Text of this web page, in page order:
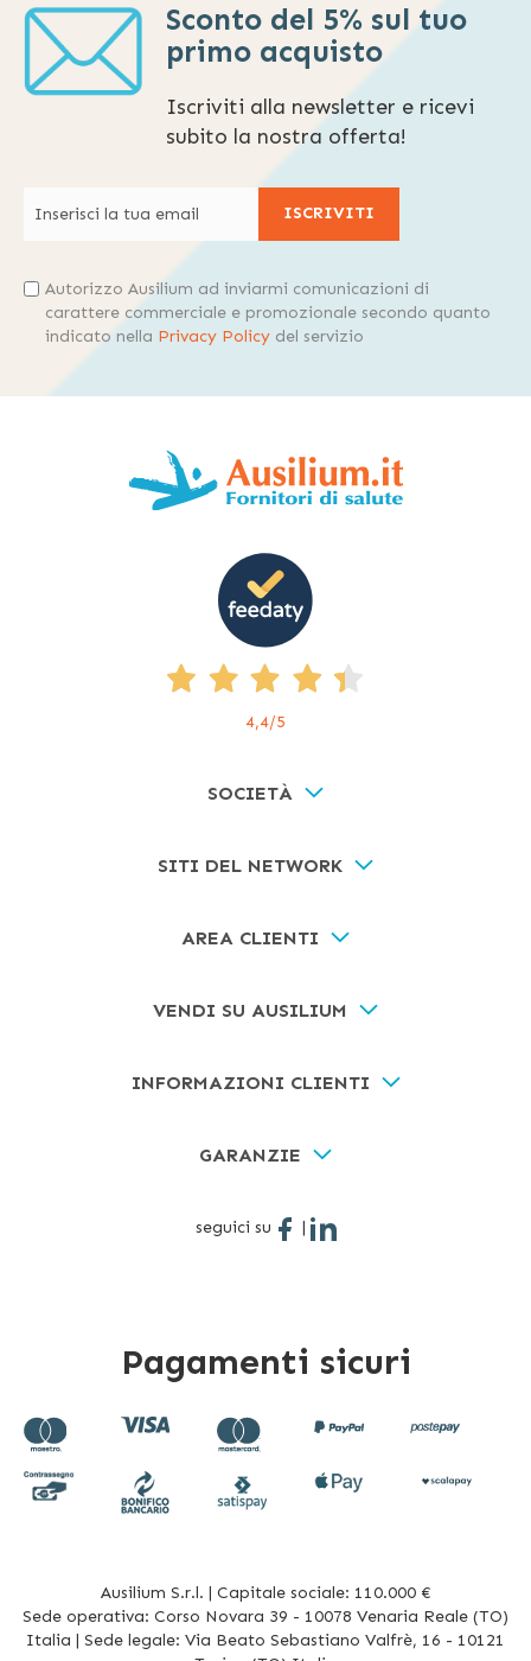
Sconto del 5% sul tuo
primo acquisto
Iscriviti alla newsletter e ricevi
subito la nostra offerta!
ISCRIVITI
Autorizzo Ausilium ad inviarmi comunicazioni di
carattere commerciale e promozionale secondo quanto
indicato nella Privacy Policy del servizio
4,4/5
SOCIETÀ
SITI DEL NETWORK
AREA CLIENTI
VENDI SU AUSILIUM
INFORMAZIONI CLIENTI
GARANZIE
seguici su |
Pagamenti sicuri
Ausilium S.r.l. | Capitale sociale: 110.000 €
Sede operativa: Corso Novara 39 - 10078 Venaria Reale (TO)
Italia | Sede legale: Via Beato Sebastiano Valfrè, 16 - 10121